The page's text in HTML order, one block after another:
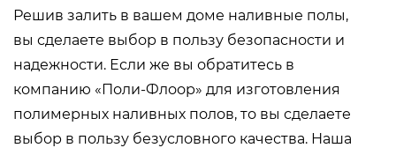
Решив залить в вашем доме наливные полы,
вы сделаете выбор в пользу безопасности и
надежности. Если же вы обратитесь в
компанию «Поли-Флоор» для изготовления
полимерных наливных полов, то вы сделаете
выбор в пользу безусловного качества. Наша